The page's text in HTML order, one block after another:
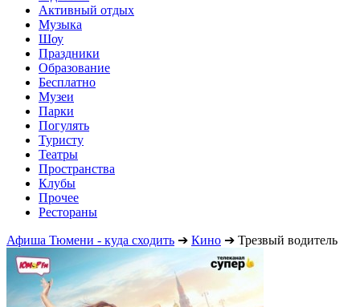
Активный отдых
Музыка
Шоу
Праздники
Образование
Бесплатно
Музеи
Парки
Погулять
Туристу
Театры
Пространства
Клубы
Прочее
Рестораны
Афиша Тюмени - куда сходить ➔ Кино ➔ Трезвый водитель